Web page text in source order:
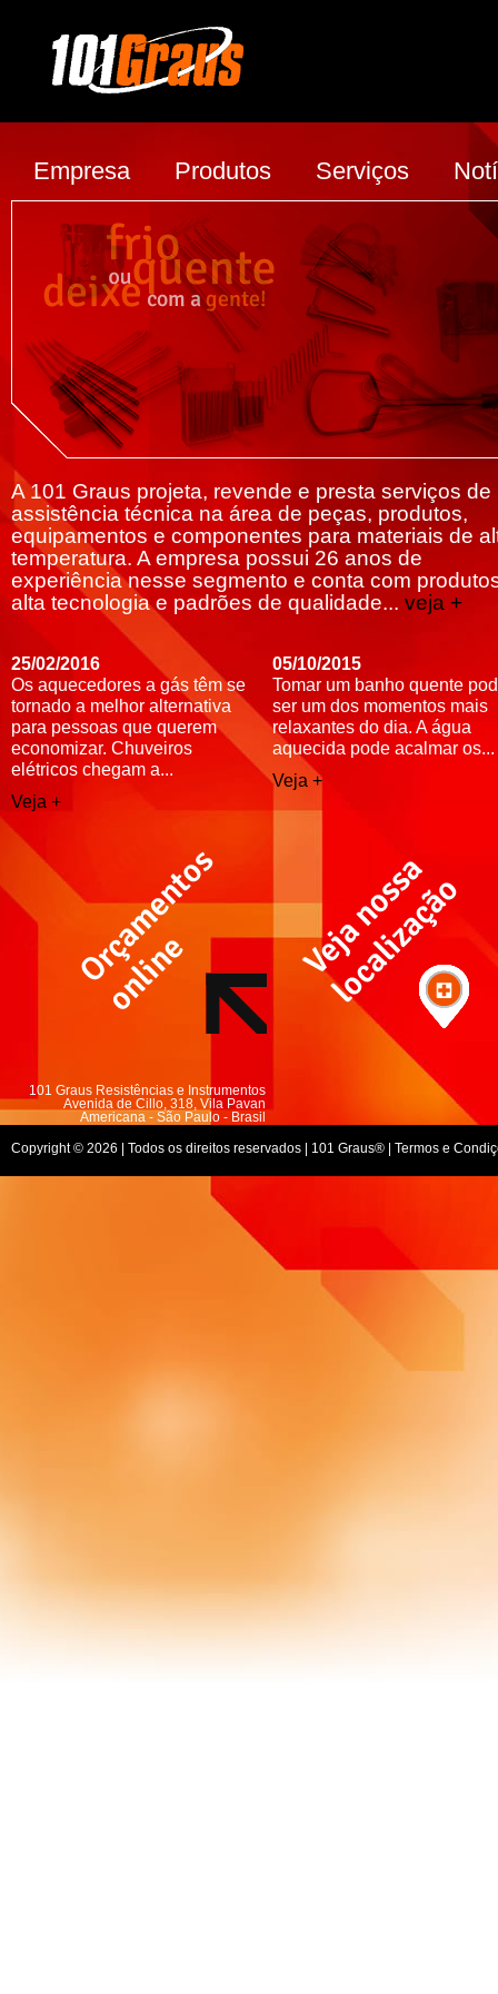
Empresa Produtos Serviços
A 101 Graus projeta, revende e presta serviços de
assistência técnica na área de peças, produtos,
equipamentos e componentes para materiais de
temperatura. A empresa possui 26 anos de
experiência nesse segmento e conta com
alta tecnologia e padrões de qualidade... veja +
25/02/2016
Os aquecedores a gás têm se
tornado a melhor alternativa
para pessoas que querem
economizar. Chuveiros
elétricos chegam a...
Veja +
05/10/2015
Tomar um banho quente
ser um dos momentos mais
relaxantes do dia. A água
aquecida pode acalmar os...
Veja +
101 Graus Resistências e Instrumentos
Avenida de Cillo, 318, Vila Pavan
Americana - São Paulo - Brasil
Copyright © 2026 | Todos os direitos reservados | 101 Graus® | Termos e